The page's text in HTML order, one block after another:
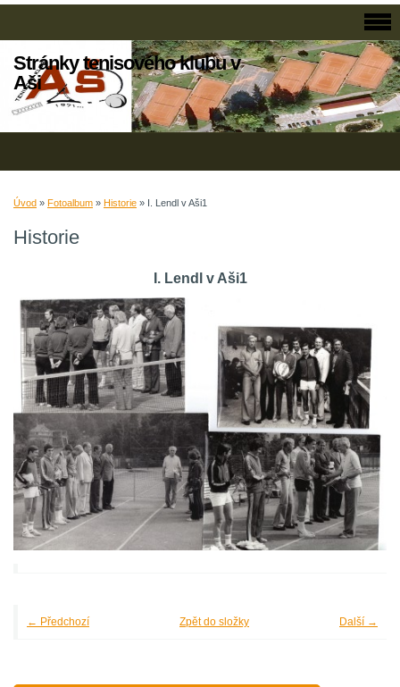
Stránky tenisového klubu v
Aši
Úvod » Fotoalbum » Historie » I. Lendl v Aši1
Historie
I. Lendl v Aši1
← Předchozí Další →
Zpět do složky